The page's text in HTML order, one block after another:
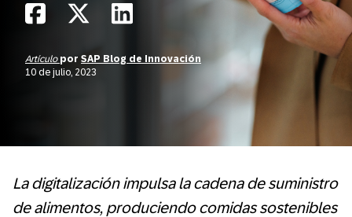
Artículo por SAP Blog de Innovación
10 de julio, 2023
La digitalización impulsa la cadena de suministro
de alimentos, produciendo comidas sostenibles